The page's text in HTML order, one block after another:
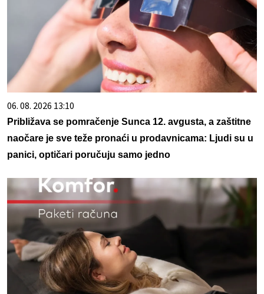
06. 08. 2026 13:10
Približava se pomračenje Sunca 12. avgusta, a zaštitne
naočare je sve teže pronaći u prodavnicama: Ljudi su u
panici, optičari poručuju samo jedno